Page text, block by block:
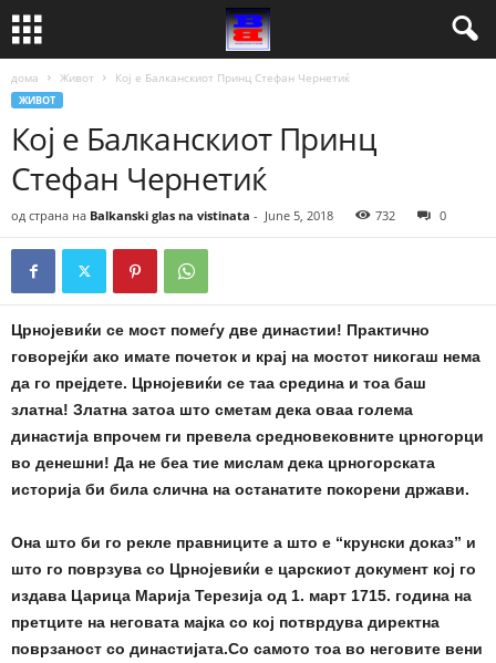
дома Живот Кој е Балканскиот Принц Стефан Чернетиќ
ЖИВОТ
Кој е Балканскиот Принц
Стефан Чернетиќ
од страна на Balkanski glas na vistinata - June 5, 2018 732 0
Црнојевиќи се мост помеѓу две династии! Практично
говорејќи ако имате почеток и крај на мостот никогаш нема
да го прејдете. Црнојевиќи се таа средина и тоа баш
златна! Златна затоа што сметам дека оваа голема
династија впрочем ги превела средновековните црногорци
во денешни! Да не беа тие мислам дека црногорската
историја би била слична на останатите покорени држави.
Она што би го рекле правниците а што е “крунски доказ” и
што го поврзува со Црнојевиќи е царскиот документ кој го
издава Царица Марија Терезија од 1. март 1715. година на
претците на неговата мајка со кој потврдува директна
поврзаност со династијата.Со самото тоа во неговите вени